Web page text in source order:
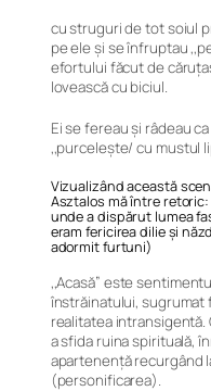
cu struguri de tot soiul
pe ele și se înfruptau
efortului făcut de
lovească cu biciul.
Ei se fereau și râdeau
,,purcelește/ cu mustul
Vizualizând această
Asztalos mă între
unde a dispărut lumea
eram fericirea dilie și
adormit furtuni)
,,Acasă” este
înstrăinatului,
realitatea intransigentă.
a sfida ruina spirituală,
apartenență recurgând
(personificarea).